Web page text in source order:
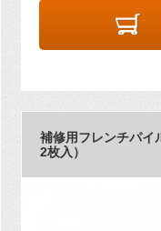
補修用フレンチパ
2枚入）